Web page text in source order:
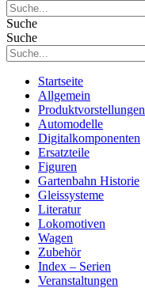
Suche
Suche
Startseite
Allgemein
Produktvorstellungen
Automodelle
Digitalkomponenten
Ersatzteile
Figuren
Gartenbahn Historie
Gleissysteme
Literatur
Lokomotiven
Wagen
Zubehör
Index – Serien
Veranstaltungen